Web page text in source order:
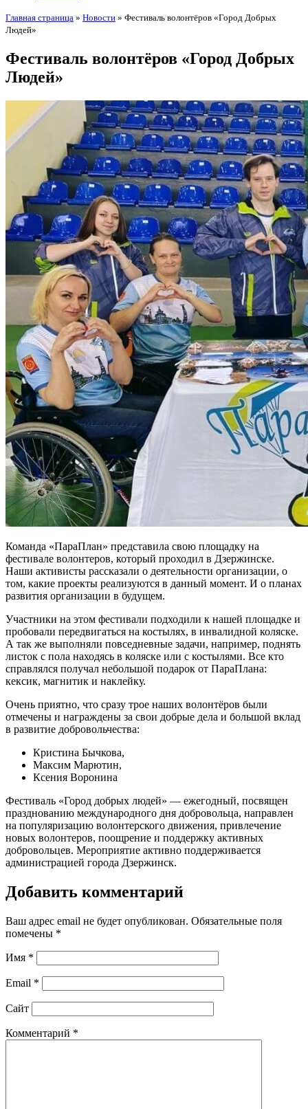
Главная страница » Новости » Фестиваль волонтёров «Город Добрых
Людей»
Фестиваль волонтёров «Город Добрых
Людей»
Команда «ПараПлан» представила свою площадку на
фестивале волонтеров, который проходил в Дзержинске.
Наши активисты рассказали о деятельности организации, о
том, какие проекты реализуются в данный момент. И о планах
развития организации в будущем.
Участники на этом фестивали подходили к нашей площадке и
пробовали передвигаться на костылях, в инвалидной коляске.
А так же выполняли повседневные задачи, например, поднять
листок с пола находясь в коляске или с костылями. Все кто
справлялся получал небольшой подарок от ПараПлана:
кексик, магнитик и наклейку.
Очень приятно, что сразу трое наших волонтёров были
отмечены и награждены за свои добрые дела и большой вклад
в развитие добровольчества:
Кристина Бычкова,
Максим Марютин,
Ксения Воронина
Фестиваль «Город добрых людей» — ежегодный, посвящен
празднованию международного дня добровольца, направлен
на популяризацию волонтерского движения, привлечение
новых волонтеров, поощрение и поддержку активных
добровольцев. Мероприятие активно поддерживается
администрацией города Дзержинск.
Добавить комментарий
Ваш адрес email не будет опубликован. Обязательные поля
помечены *
Имя *
Email *
Сайт
Комментарий *